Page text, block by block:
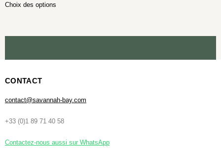
Choix des options
CONTACT
contact@savannah-bay.com
+33 (0)1 89 71 40 58
Contactez-nous aussi sur WhatsApp